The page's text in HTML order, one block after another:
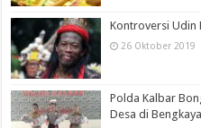
Kontroversi Udin
26 Oktober 2019
Polda Kalbar
Desa di